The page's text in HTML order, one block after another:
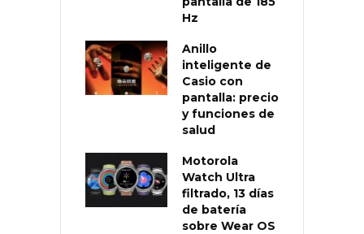
Hz
Anillo
inteligente de
Casio con
pantalla: precio
y funciones de
salud
Motorola
Watch Ultra
filtrado, 13 días
de batería
sobre Wear OS